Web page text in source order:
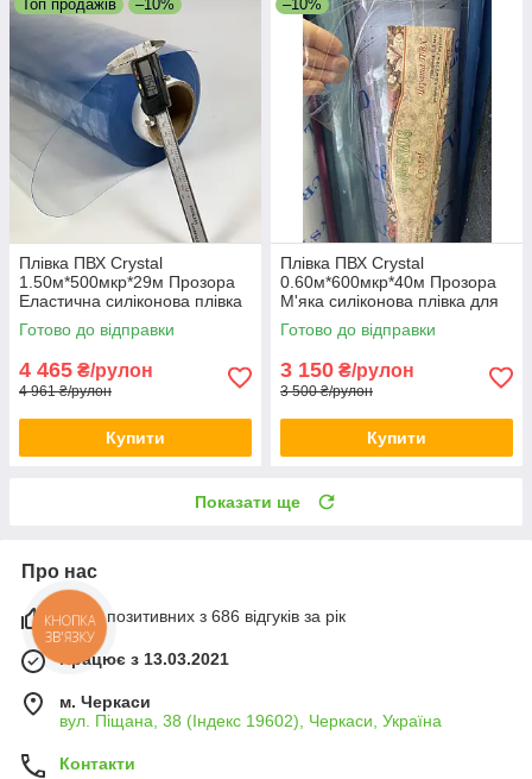
Топ продажів –10%
Плівка ПВХ Crystal
1.50м*500мкр*29м Прозора
Еластична силіконова плівка
ПВХ плівка для стола
Готово до відправки
4 465 ₴/рулон
4 961 ₴/рулон
Купити
–10%
Плівка ПВХ Crystal
0.60м*600мкр*40м Прозора
М'яка силіконова плівка для
вікон Водонепроникна ПВХ
плівка
Готово до відправки
3 150 ₴/рулон
3 500 ₴/рулон
Купити
Показати ще
Про нас
100% позитивних з 686 відгуків за рік
Працює з 13.03.2021
м. Черкаси
вул. Піщана, 38 (Індекс 19602), Черкаси, Україна
Контакти
КНОПКА
ЗВ'ЯЗКУ